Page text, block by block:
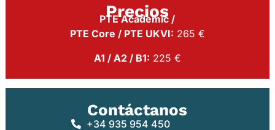
Precios
PTE Academic /
PTE Core / PTE UKVI: 265 €
A1 / A2 / B1: 225 €
Contáctanos
+34 935 954 450